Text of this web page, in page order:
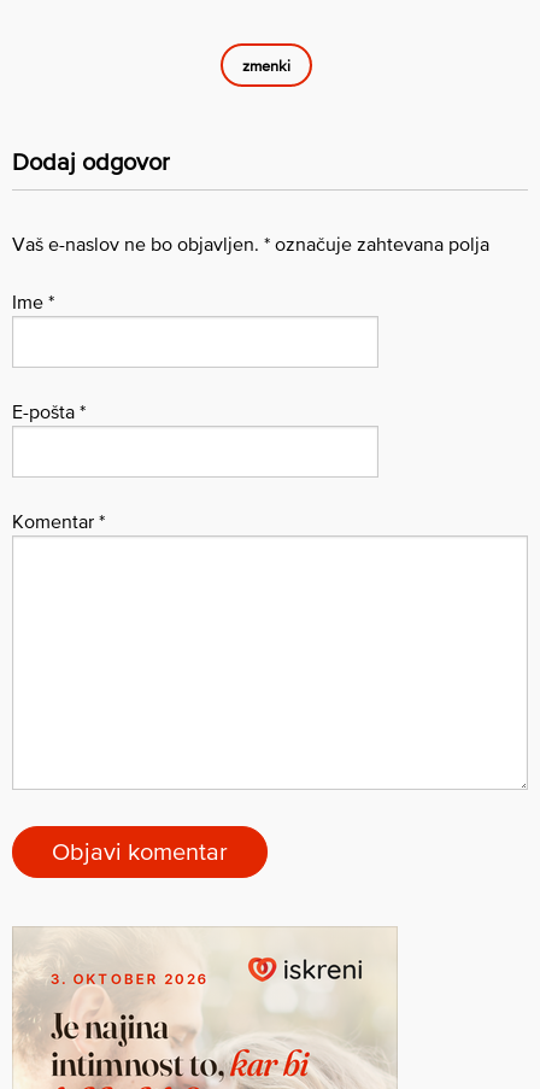
zmenki
Dodaj odgovor
Vaš e-naslov ne bo objavljen. * označuje zahtevana polja
Ime *
E-pošta *
Komentar *